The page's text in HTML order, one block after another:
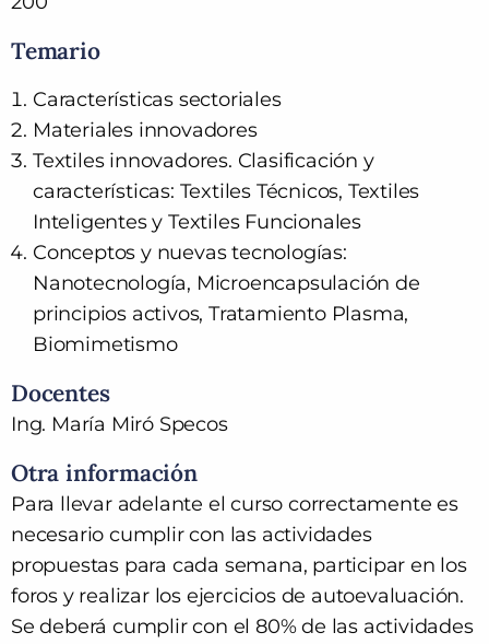
Temario
Características sectoriales
Materiales innovadores
Textiles innovadores. Clasificación y
características: Textiles Técnicos, Textiles
Inteligentes y Textiles Funcionales
Conceptos y nuevas tecnologías:
Nanotecnología, Microencapsulación de
principios activos, Tratamiento Plasma,
Biomimetismo
Docentes
Ing. María Miró Specos
Otra información
Para llevar adelante el curso correctamente es
necesario cumplir con las actividades
propuestas para cada semana, participar en los
foros y realizar los ejercicios de autoevaluación.
Se deberá cumplir con el 80% de las actividades